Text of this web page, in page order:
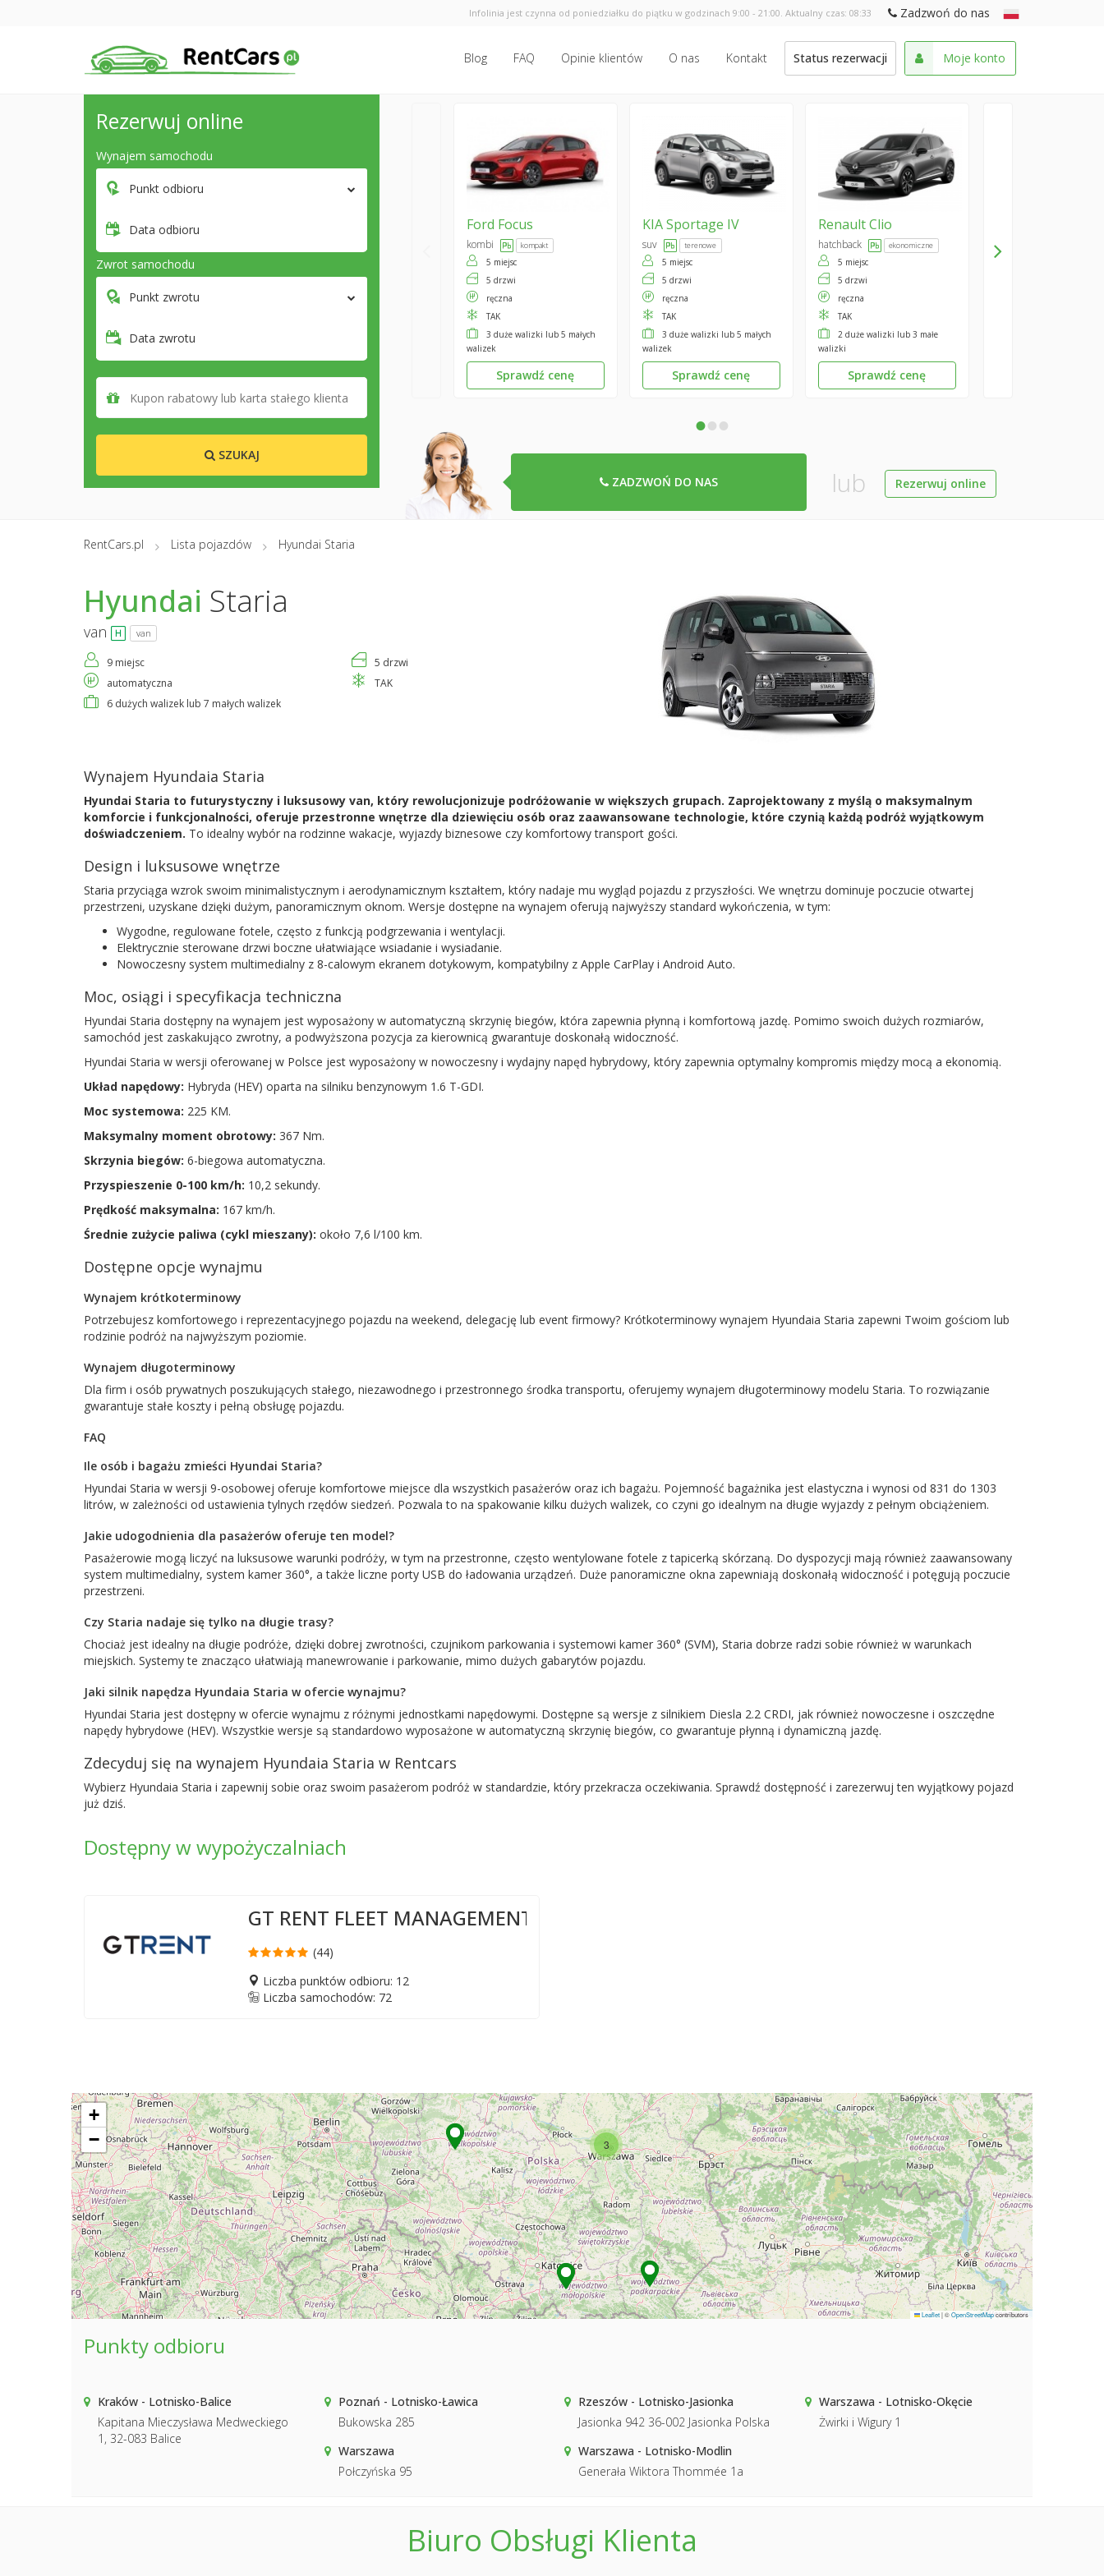
Infolinia jest czynna od poniedziałku do piątku w godzinach 9:00 - 21:00. Aktualny czas: 08:33 Zadzwoń do nas
Blog FAQ Opinie klientów O nas Kontakt Status rezerwacji Moje konto
Rezerwuj online
Wynajem samochodu
Punkt odbioru
Data odbioru
Zwrot samochodu
Punkt zwrotu
Data zwrotu
SZUKAJ
Ford Focus
kombi kompakt
5 miejsc
5 drzwi
ręczna
TAK
3 duże walizki lub 5 małych
walizek
Sprawdź cenę
KIASportage IV
suv terenowe
5 miejsc
5 drzwi
ręczna
TAK
3 duże walizki lub 5 małych
walizek
Sprawdź cenę
RenaultClio
hatchback ekonomiczne
5 miejsc
5 drzwi
ręczna
TAK
2 duże walizki lub 3 małe
walizki
Sprawdź cenę
•••
ZADZWOŃ DO NAS lub Rezerwuj online
RentCars.pl Lista pojazdów Hyundai Staria
Hyundai Staria
van van
9 miejsc
5 drzwi
automatyczna
TAK
6 dużych walizek lub 7 małych walizek
Wynajem Hyundaia Staria
Hyundai Staria to futurystyczny i luksusowy van, który rewolucjonizuje podróżowanie w większych grupach. Zaprojektowany z myślą o maksymalnym
komforcie i funkcjonalności, oferuje przestronne wnętrze dla dziewięciu osób oraz zaawansowane technologie, które czynią każdą podróż wyjątkowym
doświadczeniem. To idealny wybór na rodzinne wakacje, wyjazdy biznesowe czy komfortowy transport gości.
Design i luksusowe wnętrze
Staria przyciąga wzrok swoim minimalistycznym i aerodynamicznym kształtem, który nadaje mu wygląd pojazdu z przyszłości. We wnętrzu dominuje poczucie otwartej
przestrzeni, uzyskane dzięki dużym, panoramicznym oknom. Wersje dostępne na wynajem oferują najwyższy standard wykończenia, w tym:
Wygodne, regulowane fotele, często z funkcją podgrzewania i wentylacji.
Elektrycznie sterowane drzwi boczne ułatwiające wsiadanie i wysiadanie.
Nowoczesny system multimedialny z 8-calowym ekranem dotykowym, kompatybilny z Apple CarPlay i Android Auto.
Moc, osiągi i specyfikacja techniczna
Hyundai Staria dostępny na wynajem jest wyposażony w automatyczną skrzynię biegów, która zapewnia płynną i komfortową jazdę. Pomimo swoich dużych rozmiarów,
samochód jest zaskakująco zwrotny, a podwyższona pozycja za kierownicą gwarantuje doskonałą widoczność.
Hyundai Staria w wersji oferowanej w Polsce jest wyposażony w nowoczesny i wydajny napęd hybrydowy, który zapewnia optymalny kompromis między mocą a ekonomią.
Układ napędowy: Hybryda (HEV) oparta na silniku benzynowym 1.6 T-GDI.
Moc systemowa: 225 KM.
Maksymalny moment obrotowy: 367 Nm.
Skrzynia biegów: 6-biegowa automatyczna.
Przyspieszenie 0-100 km/h: 10,2 sekundy.
Prędkość maksymalna: 167 km/h.
Średnie zużycie paliwa (cykl mieszany): około 7,6 l/100 km.
Dostępne opcje wynajmu
Wynajem krótkoterminowy
Potrzebujesz komfortowego i reprezentacyjnego pojazdu na weekend, delegację lub event firmowy? Krótkoterminowy wynajem Hyundaia Staria zapewni Twoim gościom lub
rodzinie podróż na najwyższym poziomie.
Wynajem długoterminowy
Dla firm i osób prywatnych poszukujących stałego, niezawodnego i przestronnego środka transportu, oferujemy wynajem długoterminowy modelu Staria. To rozwiązanie
gwarantuje stałe koszty i pełną obsługę pojazdu.
FAQ
Ile osób i bagażu zmieści Hyundai Staria?
Hyundai Staria w wersji 9-osobowej oferuje komfortowe miejsce dla wszystkich pasażerów oraz ich bagażu. Pojemność bagażnika jest elastyczna i wynosi od 831 do 1303
litrów, w zależności od ustawienia tylnych rzędów siedzeń. Pozwala to na spakowanie kilku dużych walizek, co czyni go idealnym na długie wyjazdy z pełnym obciążeniem.
Jakie udogodnienia dla pasażerów oferuje ten model?
Pasażerowie mogą liczyć na luksusowe warunki podróży, w tym na przestronne, często wentylowane fotele z tapicerką skórzaną. Do dyspozycji mają również zaawansowany
system multimedialny, system kamer 360°, a także liczne porty USB do ładowania urządzeń. Duże panoramiczne okna zapewniają doskonałą widoczność i potęgują poczucie
przestrzeni.
Czy Staria nadaje się tylko na długie trasy?
Chociaż jest idealny na długie podróże, dzięki dobrej zwrotności, czujnikom parkowania i systemowi kamer 360° (SVM), Staria dobrze radzi sobie również w warunkach
miejskich. Systemy te znacząco ułatwiają manewrowanie i parkowanie, mimo dużych gabarytów pojazdu.
Jaki silnik napędza Hyundaia Staria w ofercie wynajmu?
Hyundai Staria jest dostępny w ofercie wynajmu z różnymi jednostkami napędowymi. Dostępne są wersje z silnikiem Diesla 2.2 CRDI, jak również nowoczesne i oszczędne
napędy hybrydowe (HEV). Wszystkie wersje są standardowo wyposażone w automatyczną skrzynię biegów, co gwarantuje płynną i dynamiczną jazdę.
Zdecyduj się na wynajem Hyundaia Staria w Rentcars
Wybierz Hyundaia Staria i zapewnij sobie oraz swoim pasażerom podróż w standardzie, który przekracza oczekiwania. Sprawdź dostępność i zarezerwuj ten wyjątkowy pojazd
już dziś.
Dostępny w wypożyczalniach
GT RENT FLEET MANAGEMENT
(44)
Liczba punktów odbioru: 12
Liczba samochodów: 72
3
+
−
Leaflet|©OpenStreetMapcontributors
Punkty odbioru
Kraków - Lotnisko-Balice
Kapitana Mieczysława Medweckiego
1, 32-083 Balice
Poznań - Lotnisko-Ławica
Bukowska 285
Rzeszów - Lotnisko-Jasionka
Jasionka 942 36-002 Jasionka Polska
Warszawa - Lotnisko-Okęcie
Żwirki i Wigury 1
Warszawa
Połczyńska 95
Warszawa - Lotnisko-Modlin
Generała Wiktora Thommée 1a
Biuro Obsługi Klienta